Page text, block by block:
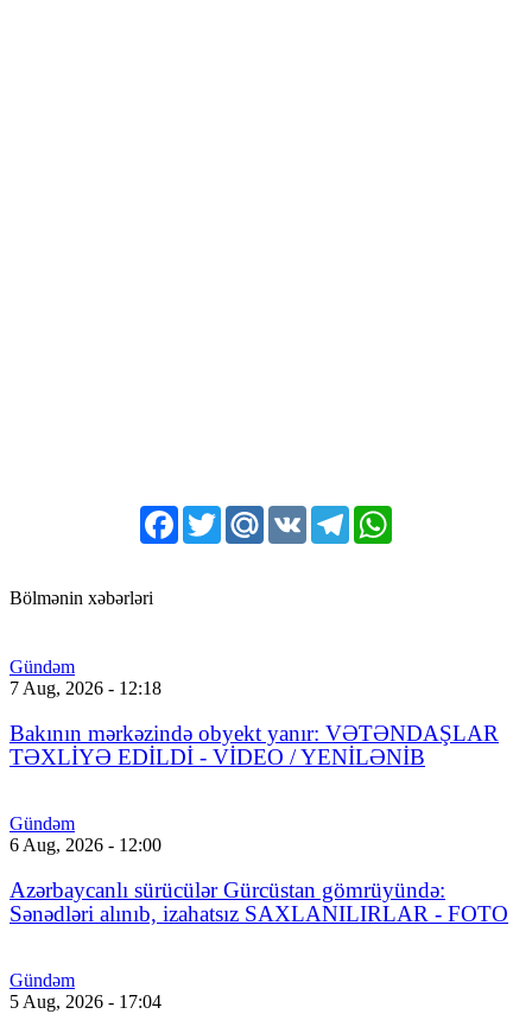
Facebook
Twitter Mail.RuVK Telegram
Bölmənin xəbərləri
Gündəm
7 Aug, 2026 - 12:18
Bakının mərkəzində obyekt yanır: VƏTƏNDAŞLAR
TƏXLİYƏ EDİLDİ - VİDEO / YENİLƏNİB
Gündəm
6 Aug, 2026 - 12:00
Azərbaycanlı sürücülər Gürcüstan gömrüyündə:
Sənədləri alınıb, izahatsız SAXLANILIRLAR - FOTO
Gündəm
5 Aug, 2026 - 17:04